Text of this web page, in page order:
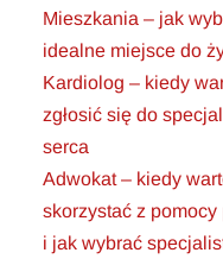
Mieszkania – jak
idealne miejsce do
Kardiolog – kiedy
zgłosić się do
serca
Adwokat – kiedy
skorzystać z pomocy
i jak wybrać